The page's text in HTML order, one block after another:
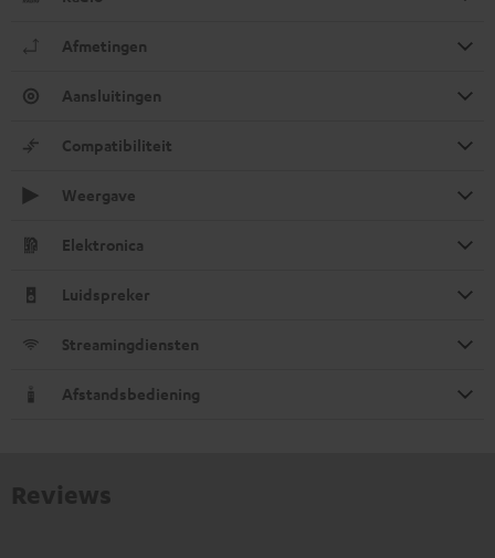
Afmetingen
Aansluitingen
Compatibiliteit
Weergave
Elektronica
Luidspreker
Streamingdiensten
Afstandsbediening